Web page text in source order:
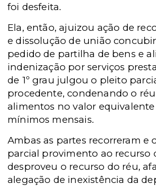
foi desfeita.
Ela, então, ajuizou ação de
e dissolução de união
pedido de partilha de bens e
indenização por serviços
de 1º grau julgou o pleito
procedente, condenando o
alimentos no valor equivalente
mínimos mensais.
Ambas as partes recorreram e
parcial provimento ao recurso
desproveu o recurso do réu,
alegação de inexistência da